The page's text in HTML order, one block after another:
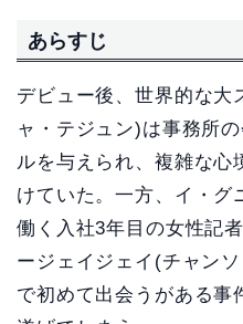
あらすじ
デビュー後、世界的な大
ャ・テジュン)は事務所
ルを与えられ、複雑な心
けていた。一方、イ・グ
働く入社3年目の女性記
ージェイジェイ(チャン
で初めて出会うがある事